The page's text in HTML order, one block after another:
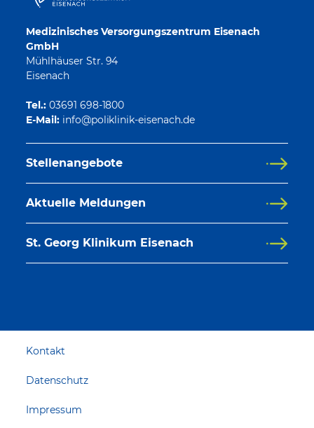
Medizinisches Versorgungszentrum Eisenach
GmbH
Mühlhäuser Str. 94
Eisenach
Tel.: 03691 698-1800
E-Mail:
Stellenangebote
Aktuelle Meldungen
St. Georg Klinikum Eisenach
Kontakt
Datenschutz
Impressum